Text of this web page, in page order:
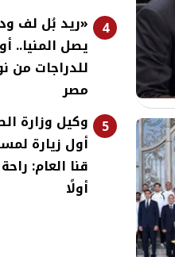
4
«ريد بُل لف
يصل المنيا..
للدراجات من
مصر
5
وكيل وزارة
أول زيارة
قنا العام:
أولًا